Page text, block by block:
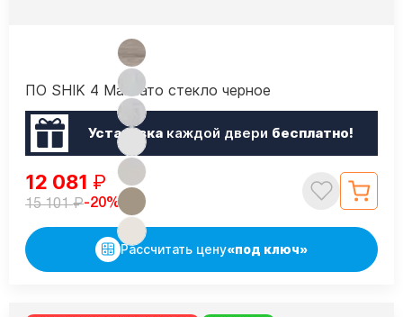
ПО SHIK 4 Макиато стекло черное
Установкакаждой двери бесплатно!
12 081 ₽
15 101₽-20%
Рассчитать цену«под ключ»